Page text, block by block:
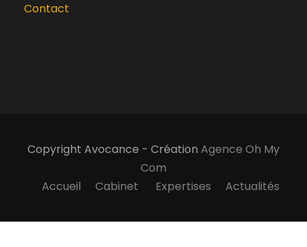
Contact
Copyright Avocance - Création Agence Oh My
Com
Accueil
Cabinet Expertises Actualités